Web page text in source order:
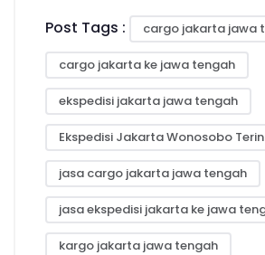
Post Tags : cargo jakarta jawa
cargo jakarta ke jawa tengah
ekspedisi jakarta jawa tengah
Ekspedisi Jakarta Wonosobo
jasa cargo jakarta jawa tengah
jasa ekspedisi jakarta ke jawa
kargo jakarta jawa tengah